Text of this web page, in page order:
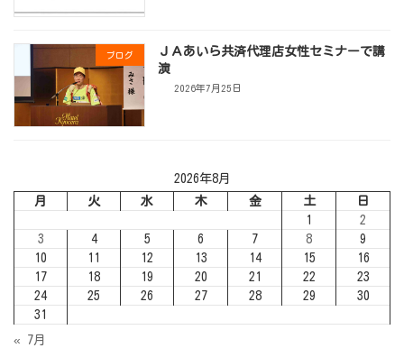
ブログ
ＪＡあいら共済代理店女性セミナーで講
演
2026年7月25日
2026年8月
月
火 水 木 金 土
日
1
2
3
4 5 6 7 8
9
10
11 12 13 14 15
16
17
18 19 20 21 22
23
24
25 26 27 28 29
30
31
« 7月